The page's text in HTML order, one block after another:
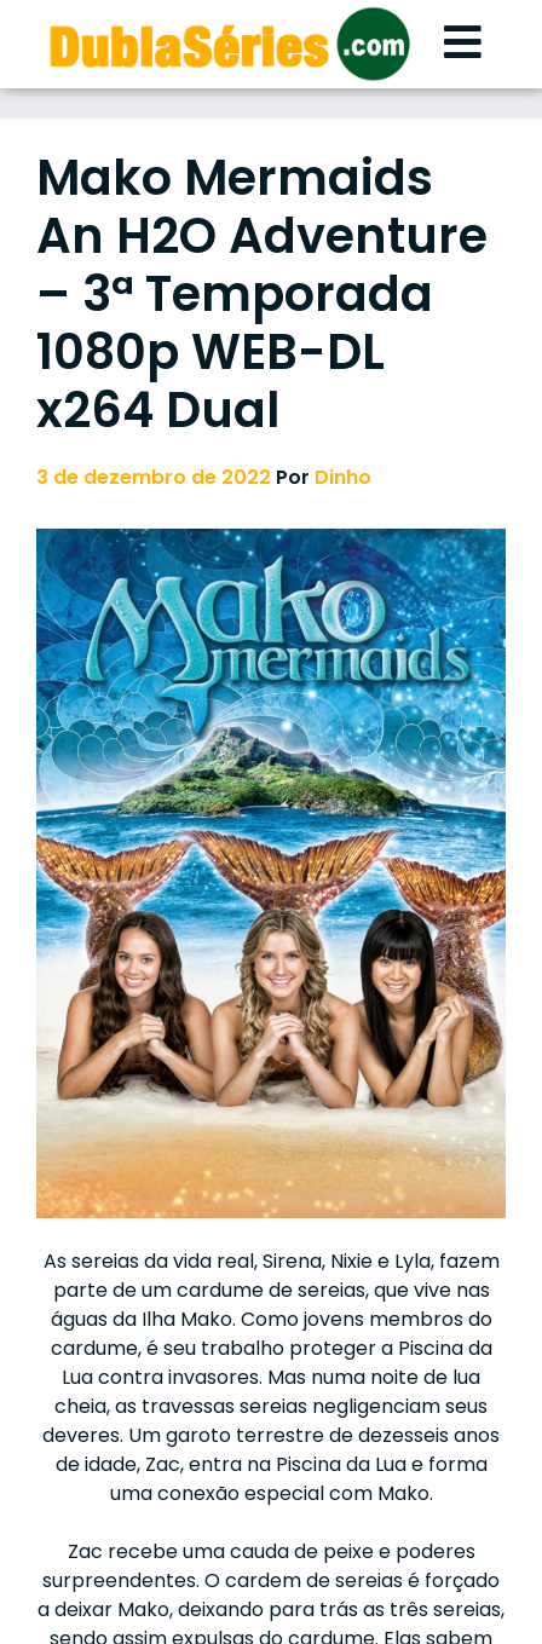
content
Mako Mermaids
An H2O Adventure
– 3ª Temporada
1080p WEB-DL
x264 Dual
3 de dezembro de 2022 Por Dinho
As sereias da vida real, Sirena, Nixie e Lyla, fazem
parte de um cardume de sereias, que vive nas
águas da Ilha Mako. Como jovens membros do
cardume, é seu trabalho proteger a Piscina da
Lua contra invasores. Mas numa noite de lua
cheia, as travessas sereias negligenciam seus
deveres. Um garoto terrestre de dezesseis anos
de idade, Zac, entra na Piscina da Lua e forma
uma conexão especial com Mako.
Zac recebe uma cauda de peixe e poderes
surpreendentes. O cardem de sereias é forçado
a deixar Mako, deixando para trás as três sereias,